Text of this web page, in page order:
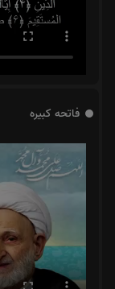
فاتحه کبیره